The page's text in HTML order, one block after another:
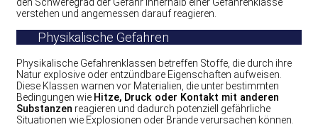
verstehen und angemessen darauf reagieren.
Physikalische Gefahren
Physikalische Gefahrenklassen betreffen Stoffe, die durch ihre
Natur explosive oder entzündbare Eigenschaften aufweisen.
Diese Klassen warnen vor Materialien, die unter bestimmten
Bedingungen wie Hitze, Druck oder Kontakt mit anderen
Substanzen reagieren und dadurch potenziell gefährliche
Situationen wie Explosionen oder Brände verursachen können.